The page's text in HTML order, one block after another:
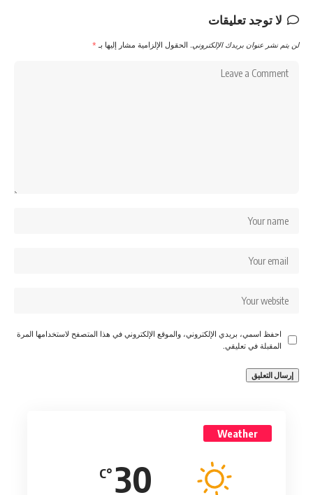
لا توجد تعليقات
لن يتم نشر عنوان بريدك الإلكتروني. الحقول الإلزامية مشار إليها بـ *
احفظ اسمي، بريدي الإلكتروني، والموقع الإلكتروني في هذا المتصفح لاستخدامها المرة
المقبلة في تعليقي.
Weather
30
°C